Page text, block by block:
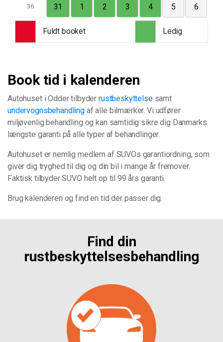
Book tid i kalenderen
Autohuset i Odder tilbyder rustbeskyttelsesamt
undervognsbehandling af alle bilmærker. Vi udfører
miljøvenlig behandling og kan samtidig sikre dig Danmarks
længste garanti på alle typer af behandlinger.
Autohuset er nemlig medlem af SUVOs garantiordning, som
giver dig tryghed til dig og din bil i mange år fremover.
Faktisk tilbyder SUVO helt op til 99 års garanti.
Brug kalenderen og find en tid der passer dig.
36 31 1 2 3 4 5 6
Fuldt booket Ledig
Find din
rustbeskyttelsesbehandling